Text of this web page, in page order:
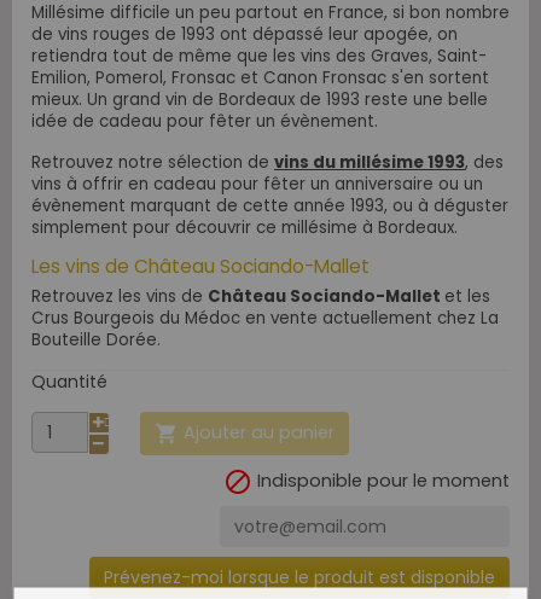
Millésime difficile un peu partout en France, si bon nombre
de vins rouges de 1993 ont dépassé leur apogée, on
retiendra tout de même que les vins des Graves, Saint-
Emilion, Pomerol, Fronsac et Canon Fronsac s'en sortent
mieux. Un grand vin de Bordeaux de 1993 reste une belle
idée de cadeau pour fêter un évènement.
Retrouvez notre sélection de vins du millésime 1993, des
vins à offrir en cadeau pour fêter un anniversaire ou un
évènement marquant de cette année 1993, ou à déguster
simplement pour découvrir ce millésime à Bordeaux.
Les vins de Château Sociando-Mallet
Retrouvez les vins de Château Sociando-Mallet et les
Crus Bourgeois du Médoc en vente actuellement chez La
Bouteille Dorée.
Quantité
 Ajouter au panier
 Indisponible pour le moment
Prévenez-moi lorsque le produit est disponible